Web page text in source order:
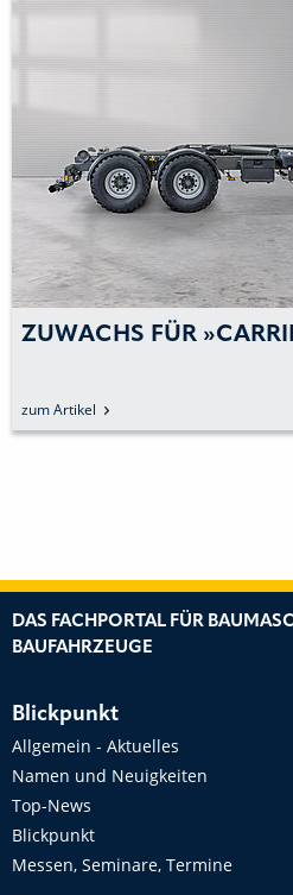
ZUWACHS FÜR
zum Artikel
DAS FACHPORTAL FÜR
BAUFAHRZEUGE
Blickpunkt
Allgemein - Aktuelles
Namen und Neuigkeiten
Top-News
Blickpunkt
Messen, Seminare, Termine